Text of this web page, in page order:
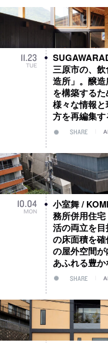
11.23
TUE
三原市の、
造所」。醸
を構築する
様々な情報
方を再編集
SHARE
10.04
MON
小室舞​​​​​​​ /
務所併用住
活の両立を
の床面積を
の屋外空間
あふれる豊
SHARE